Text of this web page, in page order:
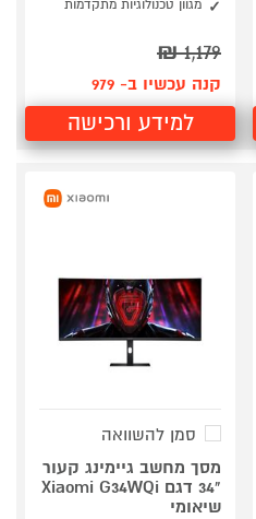
מגוון טכנולוגיות מתקדמות
1,179
₪
קנה עכשיו ב- 979
למידע ורכישה
סמן להשוואה
מסך מחשב גיימינג קעור
"34 דגם Xiaomi G34WQi
שיאומי